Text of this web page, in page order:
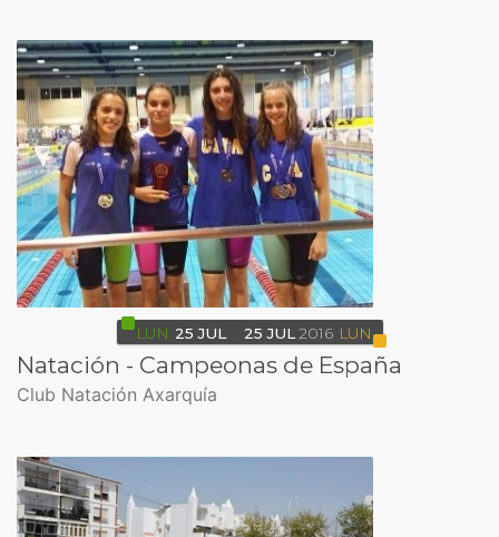
LUN 25 JUL 25 JUL 2016 LUN
Natación - Campeonas de España
Club Natación Axarquía